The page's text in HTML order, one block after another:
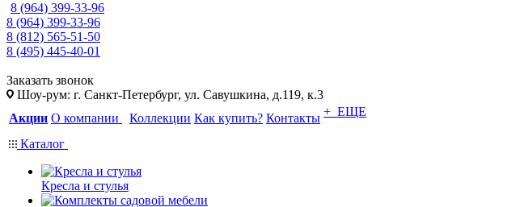
8 (964) 399-33-96
8 (964) 399-33-96
8 (812) 565-51-50
8 (495) 445-40-01
Заказать звонок
Шоу-рум: г. Санкт-Петербург, ул. Савушкина, д.119, к.3
Акции О компании Коллекции Как купить? Контакты + ЕЩЕ
Каталог
Кресла и стулья